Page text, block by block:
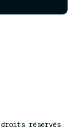
droits réservés.